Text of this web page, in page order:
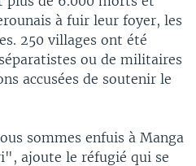
à fuir leur foyer, les
250 villages ont été
ou de militaires
accusées de soutenir le
sommes enfuis à Manga
ajoute le réfugié qui se